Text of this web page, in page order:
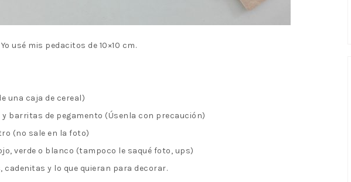
usé mis pedacitos de 10×10 cm.
una caja de cereal)
barritas de pegamento (Úsenla con precaución)
(no sale en la foto)
verde o blanco (tampoco le saqué foto, ups)
cadenitas y lo que quieran para decorar.